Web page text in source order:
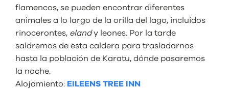
flamencos, se pueden encontrar diferentes
animales a lo largo de la orilla del lago, incluidos
rinocerontes, elandy leones. Por la tarde
saldremos de esta caldera para trasladarnos
hasta la población de Karatu, dónde pasaremos
la noche.
Alojamiento: EILEENS TREE INN